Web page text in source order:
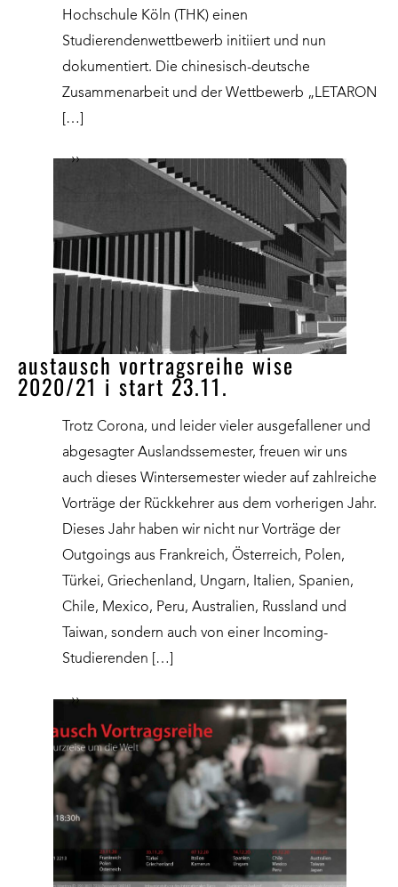
Hochschule Köln (THK) einen
Studierendenwettbewerb initiiert und nun
dokumentiert. Die chinesisch-deutsche
Zusammenarbeit und der Wettbewerb „LETARON
[…]
››
austausch vortragsreihe wise
2020/21 i start 23.11.
Trotz Corona, und leider vieler ausgefallener und
abgesagter Auslandssemester, freuen wir uns
auch dieses Wintersemester wieder auf zahlreiche
Vorträge der Rückkehrer aus dem vorherigen Jahr.
Dieses Jahr haben wir nicht nur Vorträge der
Outgoings aus Frankreich, Österreich, Polen,
Türkei, Griechenland, Ungarn, Italien, Spanien,
Chile, Mexico, Peru, Australien, Russland und
Taiwan, sondern auch von einer Incoming-
Studierenden […]
››